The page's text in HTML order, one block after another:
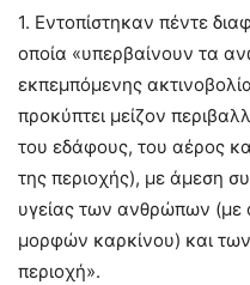
1. Εντοπίστηκαν πέντε
οποία «υπερβαίνουν τα
εκπεμπόμενης
προκύπτει μείζον
του εδάφους, του αέρος
της περιοχής), με άμεση
υγείας των ανθρώπων
μορφών καρκίνου) και
περιοχή».